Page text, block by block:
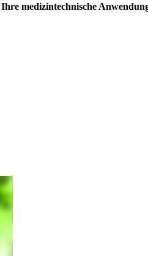
medizintechnische